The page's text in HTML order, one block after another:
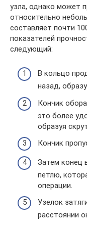
узла, однако может
относительно
составляет почти
показателей
следующий:
В кольцо
назад,
Кончик
это более
образуя
Кончик
Затем конец
петлю,
операции.
Узелок
расстоянии